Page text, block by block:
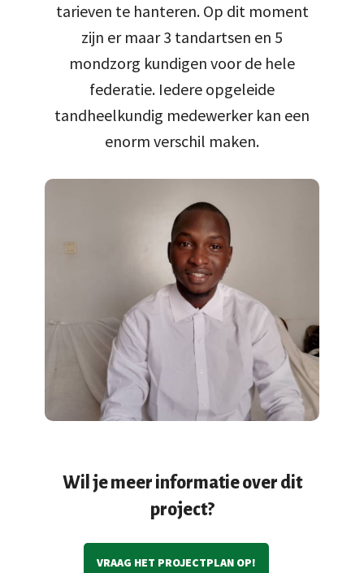
tarieven te hanteren. Op dit moment
zijn er maar 3 tandartsen en 5
mondzorg kundigen voor de hele
federatie. Iedere opgeleide
tandheelkundig medewerker kan een
enorm verschil maken.
Wil je meer informatie over dit
project?
VRAAG HET PROJECTPLAN OP!